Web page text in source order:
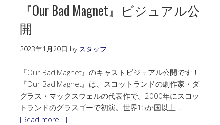
『Our Bad Magnet』ビジュアル公
開
2023年1月20日 by スタッフ
『Our Bad Magnet』のキャストビジュアル公開です！
『Our Bad Magnet』は、スコットランドの劇作家・ダ
グラス・マックスウェルの代表作で、2000年にスコッ
トランドのグラスゴーで初演。世界15か国以上 …
[Read more…]